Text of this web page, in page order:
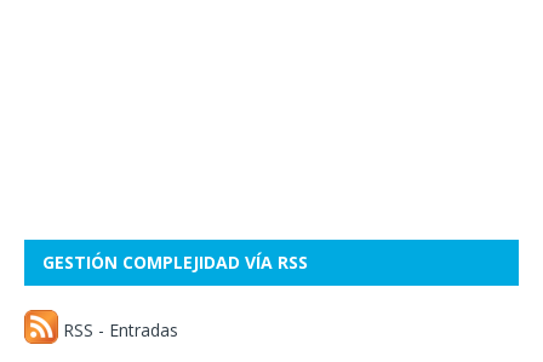
GESTIÓN COMPLEJIDAD VÍA RSS
RSS - Entradas